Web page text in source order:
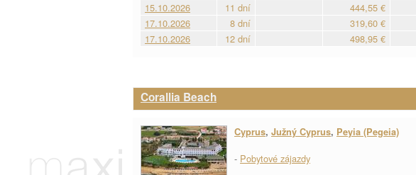
15.10.2026
11 dní 444,55 €
17.10.2026
8 dní 319,60 €
17.10.2026
12 dní 498,95 €
Corallia Beach
Cyprus, Južný Cyprus, Peyia (Pegeia)
- Pobytové zájazdy